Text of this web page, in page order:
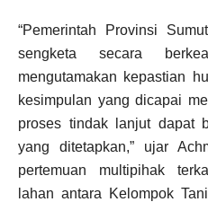
“Pemerintah Provinsi
sengketa secara
mengutamakan kepastian
kesimpulan yang dicapai
proses tindak lanjut dapat
yang ditetapkan,” ujar
pertemuan multipihak
lahan antara Kelompok